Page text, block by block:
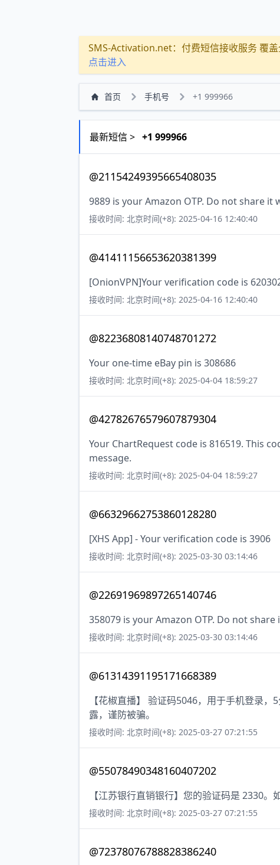
SMS-Activation.net：付费短信接收服务 覆
点击进入
首页 手机号 +1 999966
最新短信 > +1 999966
@21154249395665408035
9889 is your Amazon OTP. Do not share it
接收时间: 北京时间(+8): 2025-04-16 12:40:40
@41411156653620381399
[OnionVPN]Your verification code is
接收时间: 北京时间(+8): 2025-04-16 12:40:40
@82236808140748701272
Your one-time eBay pin is 308686
接收时间: 北京时间(+8): 2025-04-04 18:59:27
@42782676579607879304
Your ChartRequest code is 816519. This
message.
接收时间: 北京时间(+8): 2025-04-04 18:59:27
@66329662753860128280
[XHS App] - Your verification code is 3906
接收时间: 北京时间(+8): 2025-03-30 03:14:46
@22691969897265140746
358079 is your Amazon OTP. Do not
接收时间: 北京时间(+8): 2025-03-30 03:14:46
@61314391195171668389
【花椒直播】 验证码5046，用于手机登录
露，谨防被骗。
接收时间: 北京时间(+8): 2025-03-27 07:21:55
@55078490348160407202
【江苏银行直销银行】您的验证码是 2330。
接收时间: 北京时间(+8): 2025-03-27 07:21:55
@72378076788828386240